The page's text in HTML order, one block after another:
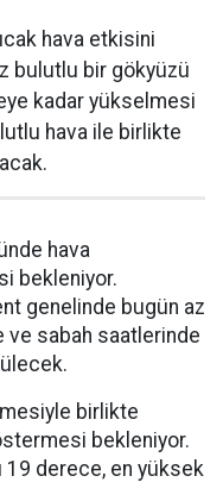
hava etkisini
bulutlu bir gökyüzü
kadar yükselmesi
hava ile birlikte
hava
bekleniyor.
genelinde bugün az
ve sabah saatlerinde
birlikte
bekleniyor.
19 derece, en yüksek